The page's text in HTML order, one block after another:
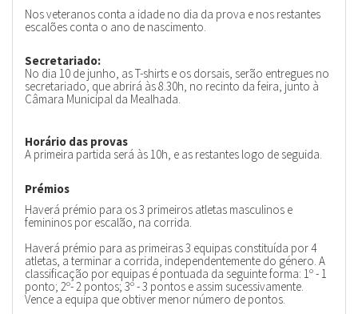
Nos veteranos conta a idade no dia da prova e nos restantes
escalões conta o ano de nascimento.
Secretariado:
No dia 10 de junho, as T-shirts e os dorsais, serão entregues no
secretariado, que abrirá às 8.30h, no recinto da feira, junto à
Câmara Municipal da Mealhada.
Horário das provas
A primeira partida será às 10h, e as restantes logo de seguida.
Prémios
Haverá prémio para os 3 primeiros atletas masculinos e
femininos por escalão, na corrida.
Haverá prémio para as primeiras 3 equipas constituída por 4
atletas, a terminar a corrida, independentemente do género. A
classificação por equipas é pontuada da seguinte forma: 1º - 1
ponto; 2º- 2 pontos; 3º - 3 pontos e assim sucessivamente.
Vence a equipa que obtiver menor número de pontos.